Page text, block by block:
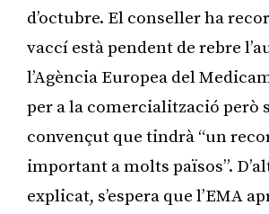
d’octubre. El conseller ha
vaccí està pendent de rebre
l’Agència Europea del
per a la comercialització però
convençut que tindrà “un
important a molts països”.
explicat, s’espera que l’EMA